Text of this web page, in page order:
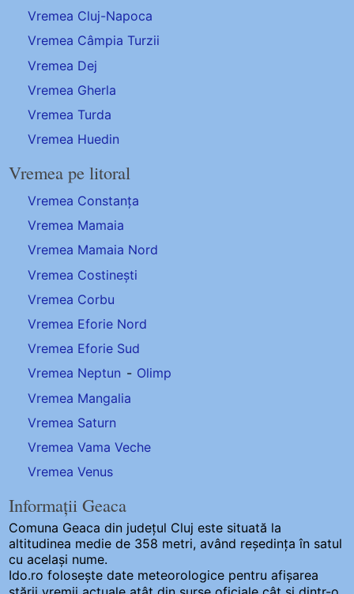
Vremea Cluj-Napoca
Vremea Câmpia Turzii
Vremea Dej
Vremea Gherla
Vremea Turda
Vremea Huedin
Vremea pe litoral
Vremea Constanța
Vremea Mamaia
Vremea Mamaia Nord
Vremea Costinești
Vremea Corbu
Vremea Eforie Nord
Vremea Eforie Sud
Vremea Neptun - Olimp
Vremea Mangalia
Vremea Saturn
Vremea Vama Veche
Vremea Venus
Informații Geaca
Comuna Geaca din județul Cluj este situată la
altitudinea medie de 358 metri, având reședința în satul
cu același nume.
Ido.ro folosește date meteorologice pentru afișarea